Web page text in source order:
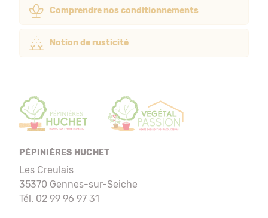
Comprendre nos conditionnements
Notion de rusticité
PÉPINIÈRES HUCHET
Les Creulais
35370 Gennes-sur-Seiche
Tél. 02 99 96 97 31